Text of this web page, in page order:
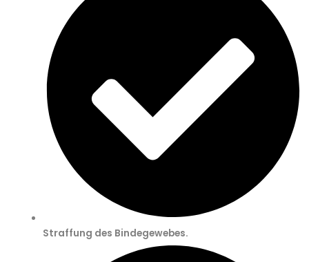
Straffung des Bindegewebes.